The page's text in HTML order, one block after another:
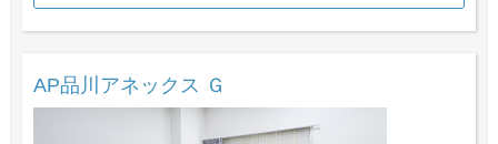
AP品川アネックス Ｇ